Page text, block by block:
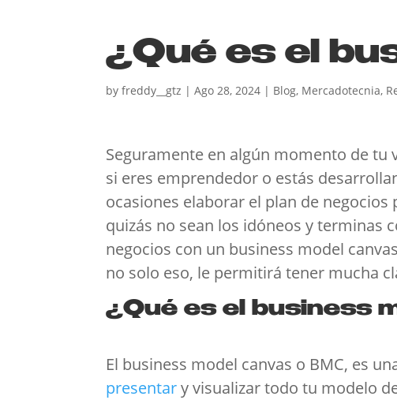
¿Qué es el
byfreddy__gtz |Ago 28, 2024 | Blog, Mercadotecnia,
Seguramente en algún momento de
si eres emprendedor o estás
ocasiones elaborar el plan de
quizás no sean los idóneos y terminas
negocios con un business model
no solo eso, le permitirá tener mucha
¿Qué es el business
El business model canvas o BMC, es
presentary visualizar todo tu modelo